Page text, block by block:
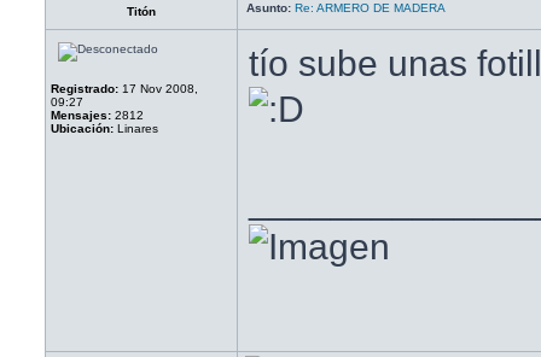
Titón Asunto: Re: ARMERO DE MADERA
Registrado: 17 Nov 2008,
09:27
Mensajes: 2812
Ubicación: Linares
tío sube unas